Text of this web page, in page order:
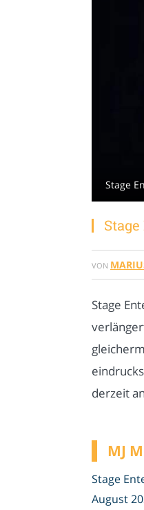
Stage
VON
Stage
derzeit
MJ
Stage
August